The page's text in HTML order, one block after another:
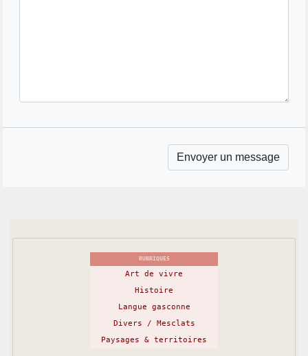
RUBRIQUES
Art de vivre
Histoire
Langue gasconne
Divers / Mesclats
Paysages & territoires